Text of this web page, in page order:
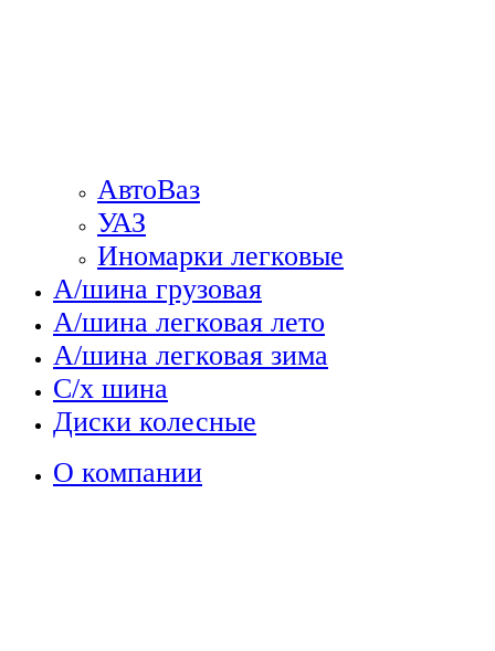
АвтоВаз
УАЗ
Иномарки легковые
А/шина грузовая
А/шина легковая лето
А/шина легковая зима
С/х шина
Диски колесные
О компании